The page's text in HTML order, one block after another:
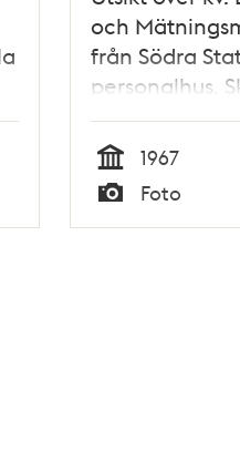
och
från Södra
personalhus.
fonden
Tid
1967
Typ
Foto